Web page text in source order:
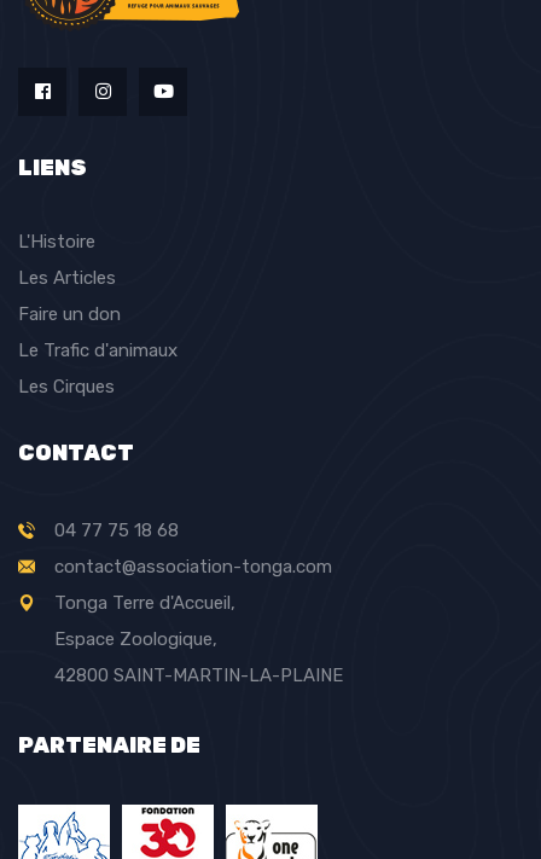
LIENS
L'Histoire
Les Articles
Faire un don
Le Trafic d'animaux
Les Cirques
CONTACT
04 77 75 18 68
contact@association-tonga.com
Tonga Terre d'Accueil,
Espace Zoologique,
42800 SAINT-MARTIN-LA-PLAINE
PARTENAIRE DE